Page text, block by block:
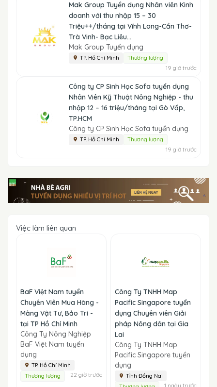
Mak Group Tuyển dụng Nhân viên Kinh
doanh với thu nhập 15 – 30
Triệu++/tháng tại Vĩnh Long-Cần Thơ-
Trà Vinh- Bạc Liêu...
Mak Group Tuyển dụng
TP. Hồ Chí Minh Thương lượng
19 giờ trước
Công ty CP Sinh Học Sofa tuyển dụng
Nhân Viên Kỹ Thuật Nông Nghiệp - thu
nhập 12 – 16 triệu/tháng tại Gò Vấp,
TP.HCM
Công ty CP Sinh Học Sofa tuyển dụng
TP. Hồ Chí Minh Thương lượng
19 giờ trước
Việc làm liên quan
BaF Việt Nam tuyển
Chuyên Viên Mua Hàng -
Mảng Vật Tư, Bảo Trì -
tại TP Hồ Chí Minh
Công Ty Nông Nghiệp
BaF Việt Nam tuyển
dụng
TP. Hồ Chí Minh
Thương lượng
22 giờ trước
Công Ty TNHH Map
Pacific Singapore tuyển
dụng Chuyên viên Giải
pháp Nông dân tại Gia
Lai
Công Ty TNHH Map
Pacific Singapore tuyển
dụng
Tỉnh Đồng Nai
1 ngày trước